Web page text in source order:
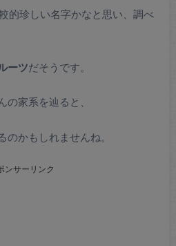
的珍しい名字かなと思い、調べ
ーツだそうです。
の家系を辿ると、
かもしれませんね。
ンサーリンク